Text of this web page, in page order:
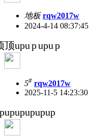
地板 rqw2017w
2024-4-14 08:37:45
顶upu p upu p
5# rqw2017w
2025-11-5 14:23:30